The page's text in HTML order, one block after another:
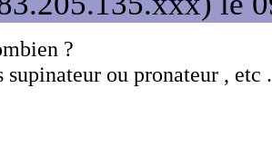
?
supinateur ou pronateur , etc